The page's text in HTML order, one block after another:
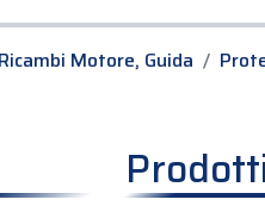
Motore, Guida